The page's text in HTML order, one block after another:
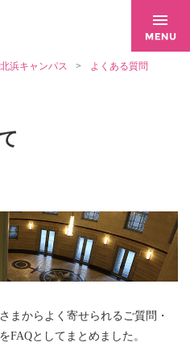
北浜キャンパス
よくある質問
まからよく寄せられるご質問・
FAQとしてまとめました。